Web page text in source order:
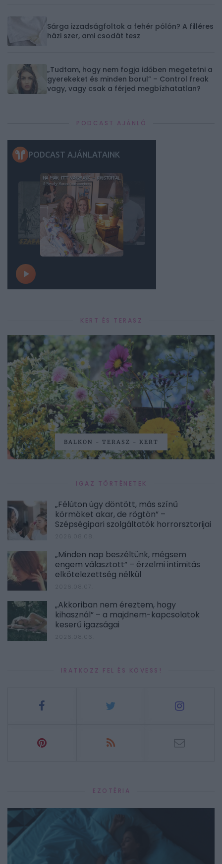
Sárga izzadságfoltok a fehér pólón? A filléres
házi szer, ami csodát tesz
„Tudtam, hogy nem fogja időben megetetni a
gyerekeket és minden borul” – Control freak
vagy, vagy csak a férjed megbízhatatlan?
PODCAST AJÁNLÓ
KERT ÉS TERASZ
BALKON - TERASZ - KERT
IGAZ TÖRTÉNETEK
„Félúton úgy döntött, más színű
körmöket akar, de rögtön” –
Szépségipari szolgáltatók horrorsztorijai
„Minden nap beszéltünk, mégsem
engem választott” – érzelmi intimitás
elkötelezettség nélkül
2026.08.07.
„Akkoriban nem éreztem, hogy
kihasznál” – a majdnem-kapcsolatok
keserű igazságai
IRATKOZZ FEL ÉS KÖVESS!
EZOTÉRIA